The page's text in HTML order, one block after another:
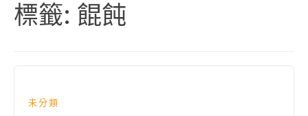
標籤: 餛飩
未分類